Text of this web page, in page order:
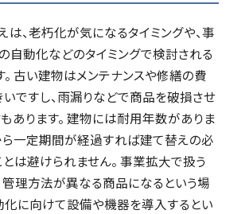
、老朽化が気になるタイミングや、事
自動化などのタイミングで検討される
。 古い建物はメンテナンスや修繕の費
いですし、雨漏りなどで商品を破損させ
あります。 建物には耐用年数がありま
ら一定期間が経過すれば建て替えの必
とは避けられません。 事業拡大で扱う
管理方法が異なる商品になるという場
化に向けて設備や機器を導入するとい